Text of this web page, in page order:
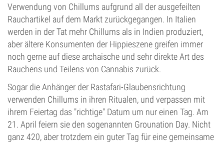
Verwendung von Chillums aufgrund all der ausgefeilten
Rauchartikel auf dem Markt zurückgegangen. In Italien
werden in der Tat mehr Chillums als in Indien produziert,
aber ältere Konsumenten der Hippieszene greifen immer
noch gerne auf diese archaische und sehr direkte Art des
Rauchens und Teilens von Cannabis zurück.
Sogar die Anhänger der Rastafari-Glaubensrichtung
verwenden Chillums in ihren Ritualen, und verpassen mit
ihrem Feiertag das "richtige" Datum um nur einen Tag. Am
21. April feiern sie den sogenannten Grounation Day. Nicht
ganz 420, aber trotzdem ein guter Tag für eine gemeinsame